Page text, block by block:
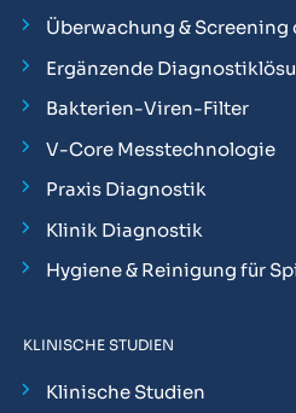
Überwachung & Screening
Ergänzende
Bakterien-Viren-Filter
V-Core Messtechnologie
Praxis Diagnostik
Klinik Diagnostik
Hygiene & Reinigung für
KLINISCHE STUDIEN
Klinische Studien